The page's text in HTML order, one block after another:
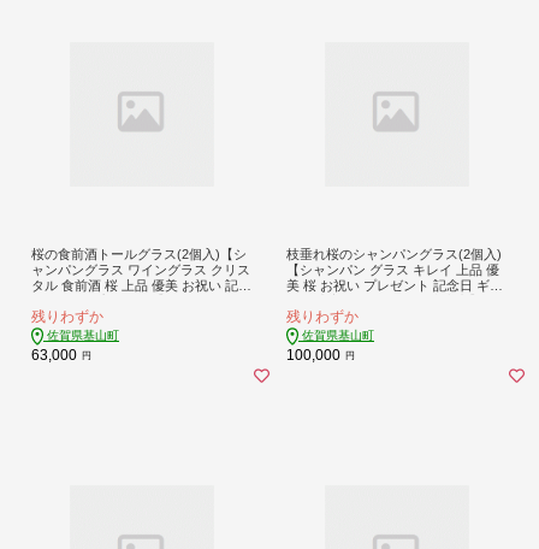
桜の食前酒トールグラス(2個入)【シ
ャンパングラス ワイングラス クリス
タル 食前酒 桜 上品 優美 お祝い 記念
残りわずか
佐賀県基山町
63,000 円
枝垂れ桜のシャンパングラス(2個入)
【シャンパン グラス キレイ 上品 優
美 桜 お祝い プレゼント 記念日 ギフ
4078
残りわずか
佐賀県基山町
100,000 円